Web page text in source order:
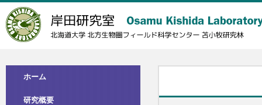
ホーム
研究概要